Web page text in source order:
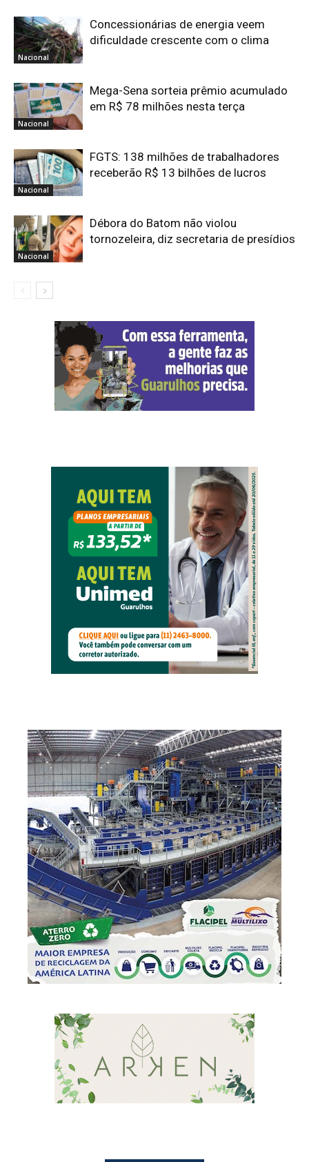
Nacional
Concessionárias de energia veem
dificuldade crescente com o clima
Nacional
Mega-Sena sorteia prêmio acumulado
em R$ 78 milhões nesta terça
Nacional
FGTS: 138 milhões de trabalhadores
receberão R$ 13 bilhões de lucros
Nacional
Débora do Batom não violou
tornozeleira, diz secretaria de presídios